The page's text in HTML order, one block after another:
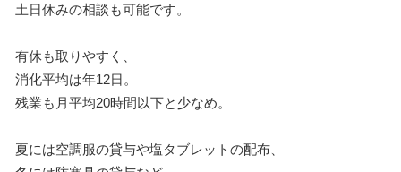
土日休みの相談も可能です。
有休も取りやすく、
消化平均は年12日。
残業も月平均20時間以下と少なめ。
夏には空調服の貸与や塩タブレットの配布、